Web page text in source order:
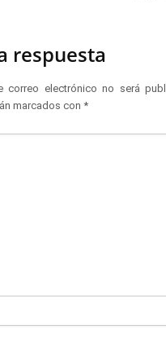
respuesta
correo electrónico no será
marcados con *